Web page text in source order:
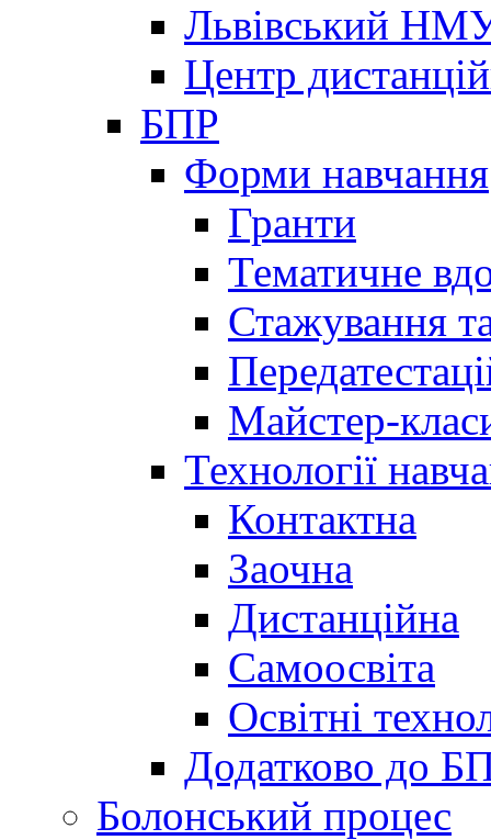
Львівський
Центр
БПР
Форми навчання
Гранти
Тематичне
Стажування
Майстер-
Технології
Контактна
Заочна
Дистанційна
Самоосвіта
Освітні
Додатково до
Болонський процес